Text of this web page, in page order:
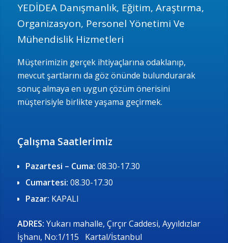
YEDİDEA Danışmanlık, Eğitim, Araştırma,
Organizasyon, Personel Yönetimi Ve
Mühendislik Hizmetleri
Müşterimizin gerçek ihtiyaçlarına odaklanıp,
mevcut şartlarını da göz önünde bulundurarak
sonuç almaya en uygun çözüm önerisini
müşterisiyle birlikte yaşama geçirmek.
Çalışma Saatlerimiz
Pazartesi – Cuma: 08.30-17.30
Cumartesi: 08.30-17.30
Pazar: KAPALI
ADRES: Yukarı mahalle, Çırçır Caddesi, Ayyıldızlar
İşhanı, No:1/115 Kartal/İstanbul